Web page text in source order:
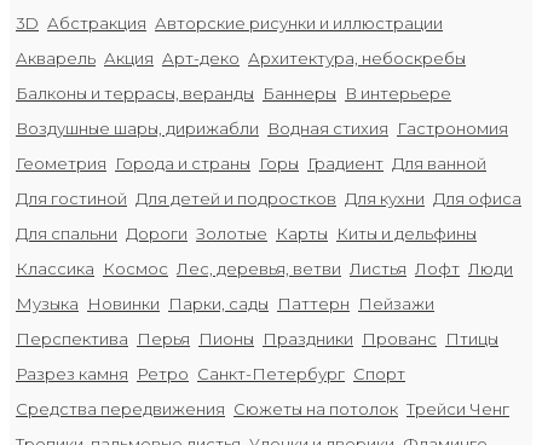
3D Абстракция Авторские рисунки и иллюстрации
Акварель Акция Арт-деко Архитектура, небоскребы
Балконы и террасы, веранды
Баннеры
В интерьере
Воздушные шары, дирижабли
Водная стихия
Гастрономия
Геометрия
Города и страны Горы Градиент Для ванной
Для гостиной Для детей и подростков Для кухни Для офиса
Для спальни Дороги Золотые Карты
Киты и дельфины
Классика
Космос Лес, деревья, ветви Листья Лофт Люди
Музыка
Новинки Парки, сады Паттерн
Пейзажи
Перспектива
Перья Пионы Праздники Прованс
Птицы
Разрез камня
Ретро Санкт-Петербург Спорт
Средства передвижения Сюжеты на потолок Трейси Ченг